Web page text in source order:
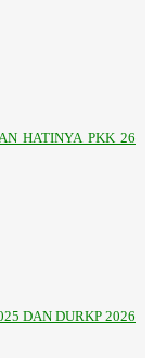
HATINYA PKK 26
DAN DURKP 2026